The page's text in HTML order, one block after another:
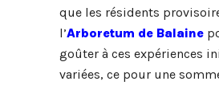
que les résidents
l’Arboretum de Balaine
goûter à ces expériences
variées, ce pour une